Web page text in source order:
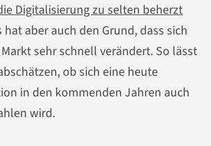
Digitalisierung zu selten beherzt
hat aber auch den Grund, dass sich
sehr schnell verändert. So lässt
ob sich eine heute
in den kommenden Jahren auch
wird.